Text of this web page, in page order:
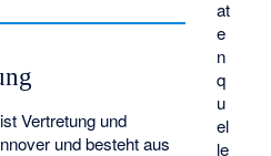
at
e
n
q
u
el
le
ist Vertretung und
und besteht aus